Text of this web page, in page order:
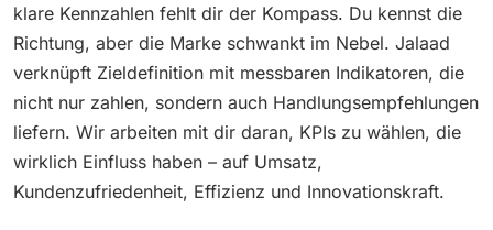
klare Kennzahlen fehlt dir der Kompass. Du kennst die
Richtung, aber die Marke schwankt im Nebel. Jalaad
verknüpft Zieldefinition mit messbaren Indikatoren, die
nicht nur zahlen, sondern auch Handlungsempfehlungen
liefern. Wir arbeiten mit dir daran, KPIs zu wählen, die
wirklich Einfluss haben – auf Umsatz,
Kundenzufriedenheit, Effizienz und Innovationskraft.